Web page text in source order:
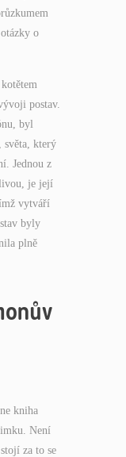
o
postav.
byl
světa, který
Jednou z
je její
vytváří
byly
plně
kniha
Není
za to se